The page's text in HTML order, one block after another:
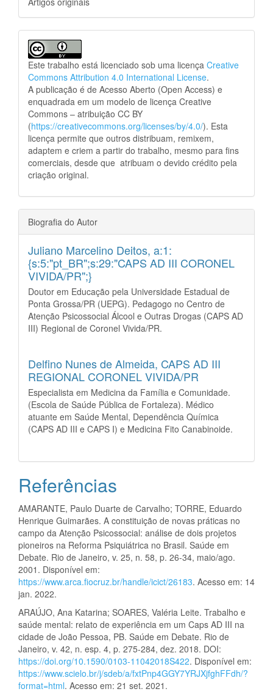
Este trabalho está licenciado sob uma licença Creative
Commons Attribution 4.0 International License.
A publicação é de Acesso Aberto (Open Access) e
enquadrada em um modelo de licença Creative
Commons – atribuição CC BY
(https://creativecommons.org/licenses/by/4.0/). Esta
licença permite que outros distribuam, remixem,
adaptem e criem a partir do trabalho, mesmo para fins
comerciais, desde que atribuam o devido crédito pela
criação original.
Biografia do Autor
Juliano Marcelino Deitos, a:1:
{s:5:"pt_BR";s:29:"CAPS AD III CORONEL
VIVIDA/PR";}
Doutor em Educação pela Universidade Estadual de
Ponta Grossa/PR (UEPG). Pedagogo no Centro de
Atenção Psicossocial Álcool e Outras Drogas (CAPS AD
III) Regional de Coronel Vivida/PR.
Delfino Nunes de Almeida, CAPS AD III
REGIONAL CORONEL VIVIDA/PR
Especialista em Medicina da Família e Comunidade.
(Escola de Saúde Pública de Fortaleza). Médico
atuante em Saúde Mental, Dependência Química
(CAPS AD III e CAPS I) e Medicina Fito Canabinoide.
Referências
AMARANTE, Paulo Duarte de Carvalho; TORRE, Eduardo
Henrique Guimarães. A constituição de novas práticas no
campo da Atenção Psicossocial: análise de dois projetos
pioneiros na Reforma Psiquiátrica no Brasil. Saúde em
Debate. Rio de Janeiro, v. 25, n. 58, p. 26-34, maio/ago.
2001. Disponível em:
https://www.arca.fiocruz.br/handle/icict/26183. Acesso em: 14
jan. 2022.
ARAÚJO, Ana Katarina; SOARES, Valéria Leite. Trabalho e
saúde mental: relato de experiência em um Caps AD III na
cidade de João Pessoa, PB. Saúde em Debate. Rio de
Janeiro, v. 42, n. esp. 4, p. 275-284, dez. 2018. DOI:
https://doi.org/10.1590/0103-11042018S422. Disponível em:
https://www.scielo.br/j/sdeb/a/fxtPnp4GGY7YRJXjfghFFdh/?
format=html. Acesso em: 21 set. 2021.